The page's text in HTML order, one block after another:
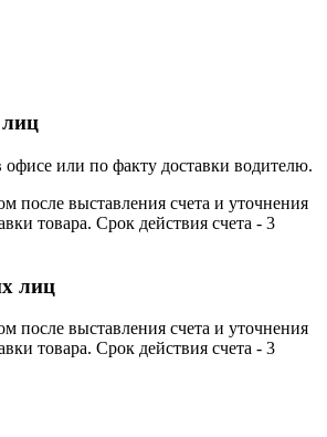
или по факту доставки водителю.
после выставления счета и уточнения
товара. Срок действия счета - 3
лиц
после выставления счета и уточнения
товара. Срок действия счета - 3